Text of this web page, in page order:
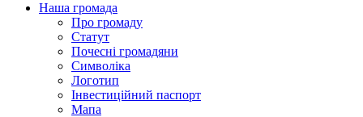
Наша громада
Про громаду
Статут
Почесні громадяни
Символіка
Логотип
Інвестиційний паспорт
Мапа